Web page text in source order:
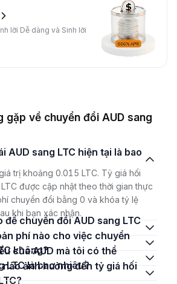
lời Dễ dàng và Sinh lời
gặp về chuyển đổi AUD sang
trị khoảng 0.015 LTC. Tỷ giá hối
được cập nhật theo thời gian thực
chuyển đổi bằng 0 và khóa tỷ lệ
khi bạn xác nhận.
không?
LTC là bao nhiêu?